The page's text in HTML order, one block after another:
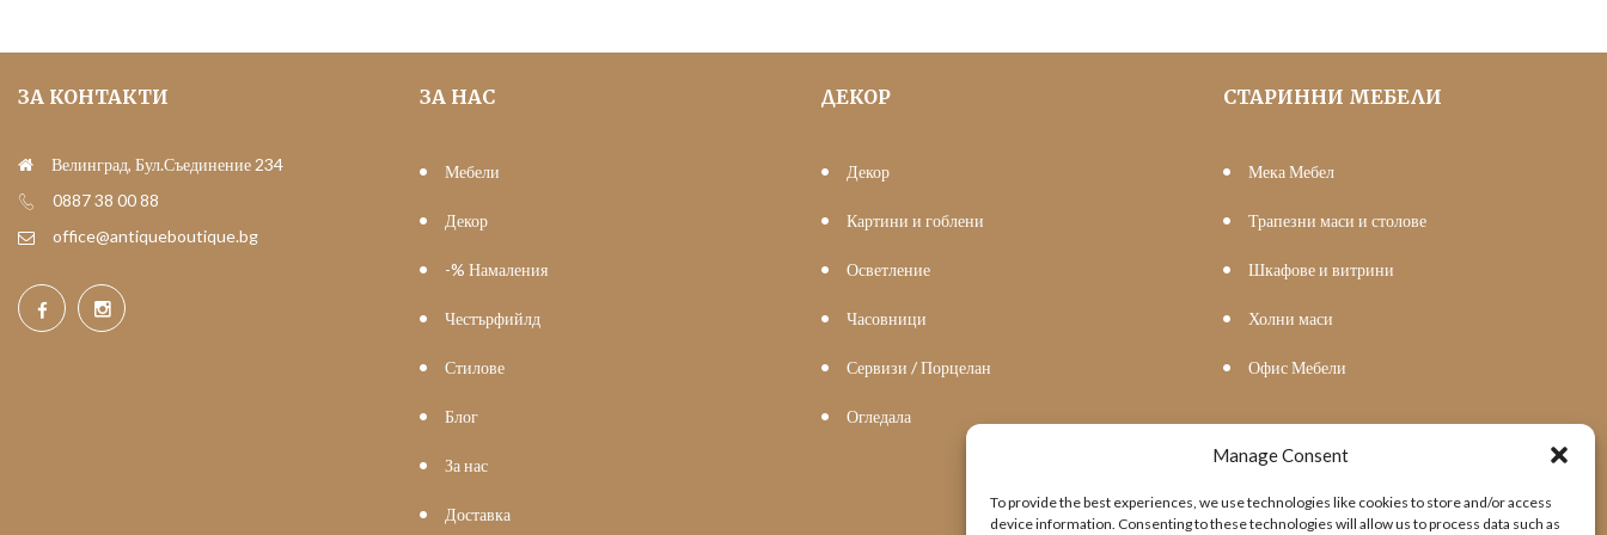
Manage Consent
To provide the best experiences, we use technologies like cookies to store and/or access
device information. Consenting to these technologies will allow us to process data such as
ЗА КОНТАКТИ
Велинград, Бул.Съединение 234
0887 38 00 88
office@antiqueboutique.bg
ЗА НАС
Мебели
Декор
-% Намаления
Честърфийлд
Стилове
Блог
За нас
Доставка
ДЕКОР
Декор
Картини и гоблени
Осветление
Часовници
Сервизи / Порцелан
Огледала
СТАРИННИ МЕБЕЛИ
Мека Мебел
Трапезни маси и столове
Шкафове и витрини
Холни маси
Офис Мебели